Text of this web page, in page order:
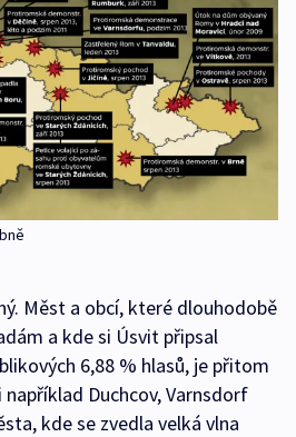
Měst a obcí, které dlouhodobě
a kde si Úsvit připsal
6,88 % hlasů, je přitom
Duchcov, Varnsdorf
kde se zvedla velká vlna